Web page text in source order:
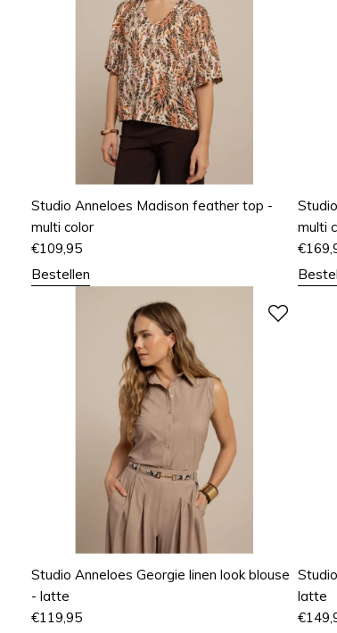
Studio Anneloes Madison feather top -
multi color
€109,95
Bestellen
multi
€
Studio Anneloes Georgie linen look blouse
- latte
€119,95
latte
€